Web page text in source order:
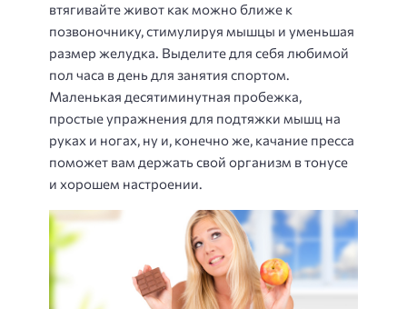
втягивайте живот как можно ближе к
позвоночнику, стимулируя мышцы и уменьшая
размер желудка. Выделите для себя любимой
пол часа в день для занятия спортом.
Маленькая десятиминутная пробежка,
простые упражнения для подтяжки мышц на
руках и ногах, ну и, конечно же, качание пресса
поможет вам держать свой организм в тонусе
и хорошем настроении.